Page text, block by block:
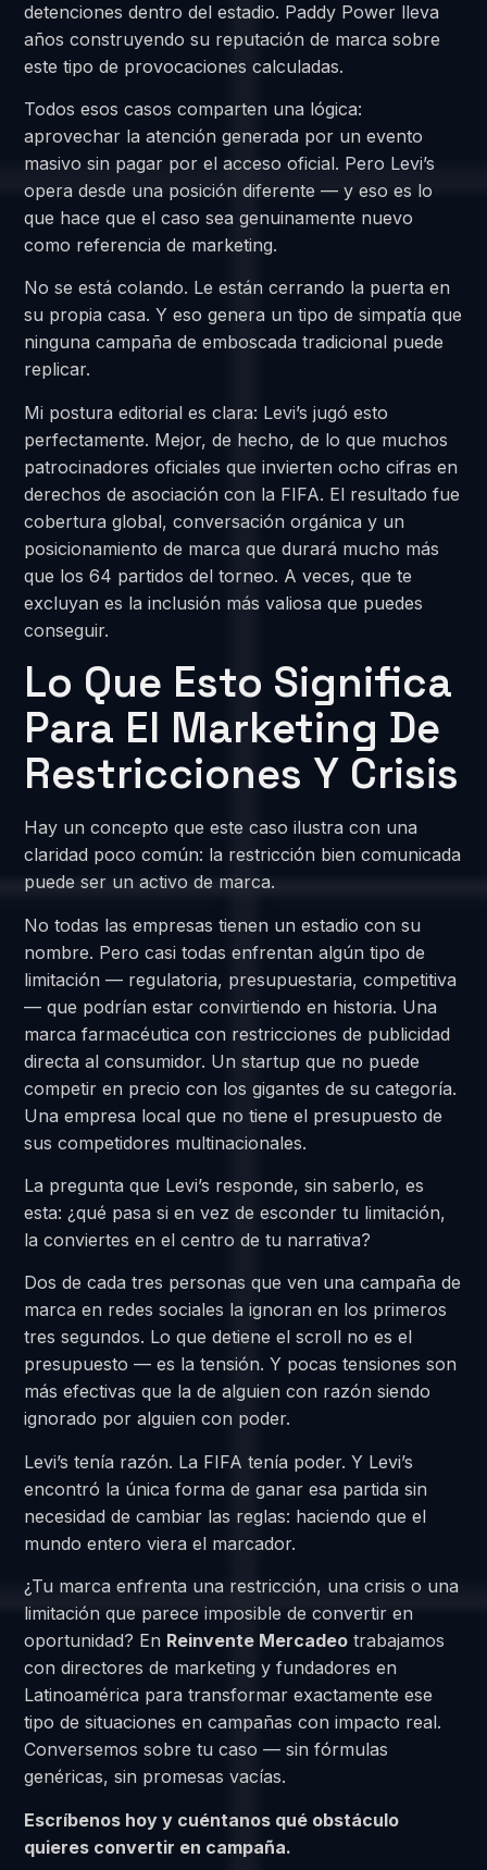
detenciones dentro del estadio. Paddy Power lleva
años construyendo su reputación de marca sobre
este tipo de provocaciones calculadas.
Todos esos casos comparten una lógica:
aprovechar la atención generada por un evento
masivo sin pagar por el acceso oficial. Pero Levi’s
opera desde una posición diferente — y eso es lo
que hace que el caso sea genuinamente nuevo
como referencia de marketing.
No se está colando. Le están cerrando la puerta en
su propia casa. Y eso genera un tipo de simpatía que
ninguna campaña de emboscada tradicional puede
replicar.
Mi postura editorial es clara: Levi’s jugó esto
perfectamente. Mejor, de hecho, de lo que muchos
patrocinadores oficiales que invierten ocho cifras en
derechos de asociación con la FIFA. El resultado fue
cobertura global, conversación orgánica y un
posicionamiento de marca que durará mucho más
que los 64 partidos del torneo. A veces, que te
excluyan es la inclusión más valiosa que puedes
conseguir.
Lo Que Esto Significa
Para El Marketing De
Restricciones Y Crisis
Hay un concepto que este caso ilustra con una
claridad poco común: la restricción bien comunicada
puede ser un activo de marca.
No todas las empresas tienen un estadio con su
nombre. Pero casi todas enfrentan algún tipo de
limitación — regulatoria, presupuestaria, competitiva
— que podrían estar convirtiendo en historia. Una
marca farmacéutica con restricciones de publicidad
directa al consumidor. Un startup que no puede
competir en precio con los gigantes de su categoría.
Una empresa local que no tiene el presupuesto de
sus competidores multinacionales.
La pregunta que Levi’s responde, sin saberlo, es
esta: ¿qué pasa si en vez de esconder tu limitación,
la conviertes en el centro de tu narrativa?
Dos de cada tres personas que ven una campaña de
marca en redes sociales la ignoran en los primeros
tres segundos. Lo que detiene el scroll no es el
presupuesto — es la tensión. Y pocas tensiones son
más efectivas que la de alguien con razón siendo
ignorado por alguien con poder.
Levi’s tenía razón. La FIFA tenía poder. Y Levi’s
encontró la única forma de ganar esa partida sin
necesidad de cambiar las reglas: haciendo que el
mundo entero viera el marcador.
¿Tu marca enfrenta una restricción, una crisis o una
limitación que parece imposible de convertir en
oportunidad? En Reinvente Mercadeo trabajamos
con directores de marketing y fundadores en
Latinoamérica para transformar exactamente ese
tipo de situaciones en campañas con impacto real.
Conversemos sobre tu caso — sin fórmulas
genéricas, sin promesas vacías.
Escríbenos hoy y cuéntanos qué obstáculo
quieres convertir en campaña.